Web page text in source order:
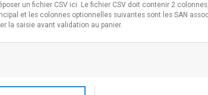
un fichier CSV ici. Le fichier CSV doit contenir 2
et les colonnes optionnelles suivantes sont les SAN
la saisie avant validation au panier.